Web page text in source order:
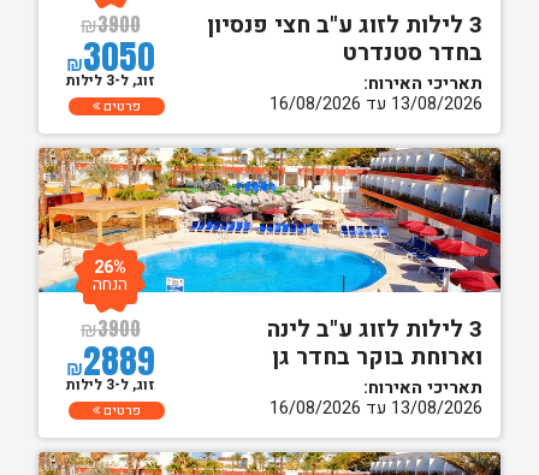
3 לילות לזוג ע"ב חצי פנסיון
בחדר סטנדרט
תאריכי האירוח:
13/08/2026 עד 16/08/2026
₪3900
₪3050
זוג, ל-3 לילות
פרטים
3 לילות לזוג ע"ב לינה
וארוחת בוקר בחדר גן
תאריכי האירוח:
13/08/2026 עד 16/08/2026
₪3900
₪2889
26%
הנחה
זוג, ל-3 לילות
פרטים